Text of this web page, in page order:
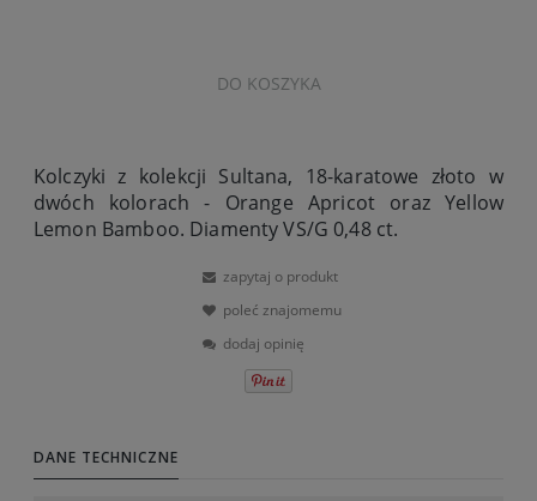
DO KOSZYKA
Kolczyki z kolekcji Sultana, 18-karatowe złoto w
dwóch kolorach - Orange Apricot oraz Yellow
Lemon Bamboo. Diamenty VS/G 0,48 ct.
zapytaj o produkt
poleć znajomemu
dodaj opinię
DANE TECHNICZNE